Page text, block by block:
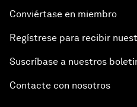
Conviértase en miembro
Regístrese para recibir
Suscríbase a nuestros
Contacte con nosotros